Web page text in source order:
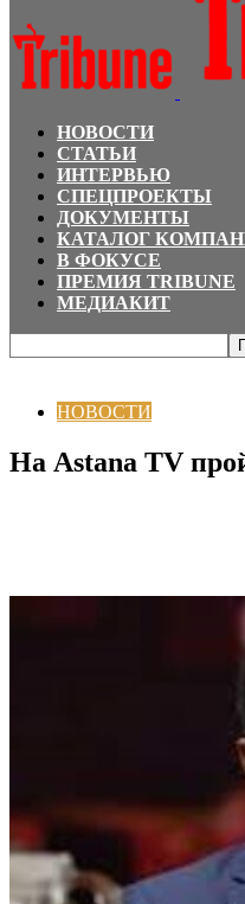
НОВОСТИ
СТАТЬИ
ИНТЕРВЬЮ
СПЕЦПРОЕКТЫ
ДОКУМЕНТЫ
КАТАЛОГ
В ФОКУСЕ
ПРЕМИЯ TRIBUNE
МЕДИАКИТ
НОВОСТИ
На Astana TV